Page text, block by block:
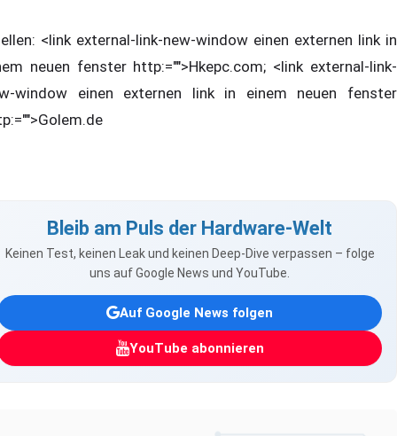
<link external-link-new-window einen externen link in
neuen fenster http:="">Hkepc.com; <link external-link-
window einen externen link in einem neuen fenster
Bleib am Puls der Hardware-Welt
Keinen Test, keinen Leak und keinen Deep-Dive verpassen – folge
uns auf Google News und YouTube.
Auf Google News folgen
YouTube abonnieren